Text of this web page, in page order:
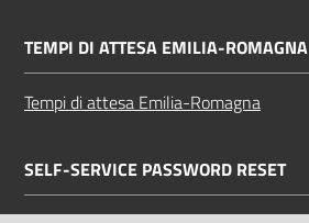
TEMPI DI ATTESA EMILIA-ROMAGNA
Tempi di attesa Emilia-Romagna
SELF-SERVICE PASSWORD RESET